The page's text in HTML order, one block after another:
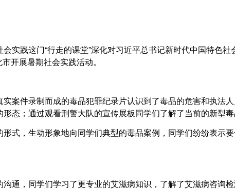
践这门“行走的课堂”深化对习近平总书记新时代中国特色社
开展暑期社会实践活动。
件录制而成的毒品犯罪纪录片认识到了毒品的危害和执法
；通过观看刑警大队的宣传展板同学们了解了当前的新型毒
，生动形象地向同学们典型的毒品案例，同学们纷纷表示
，同学们学习了更专业的艾滋病知识，了解了艾滋病咨询